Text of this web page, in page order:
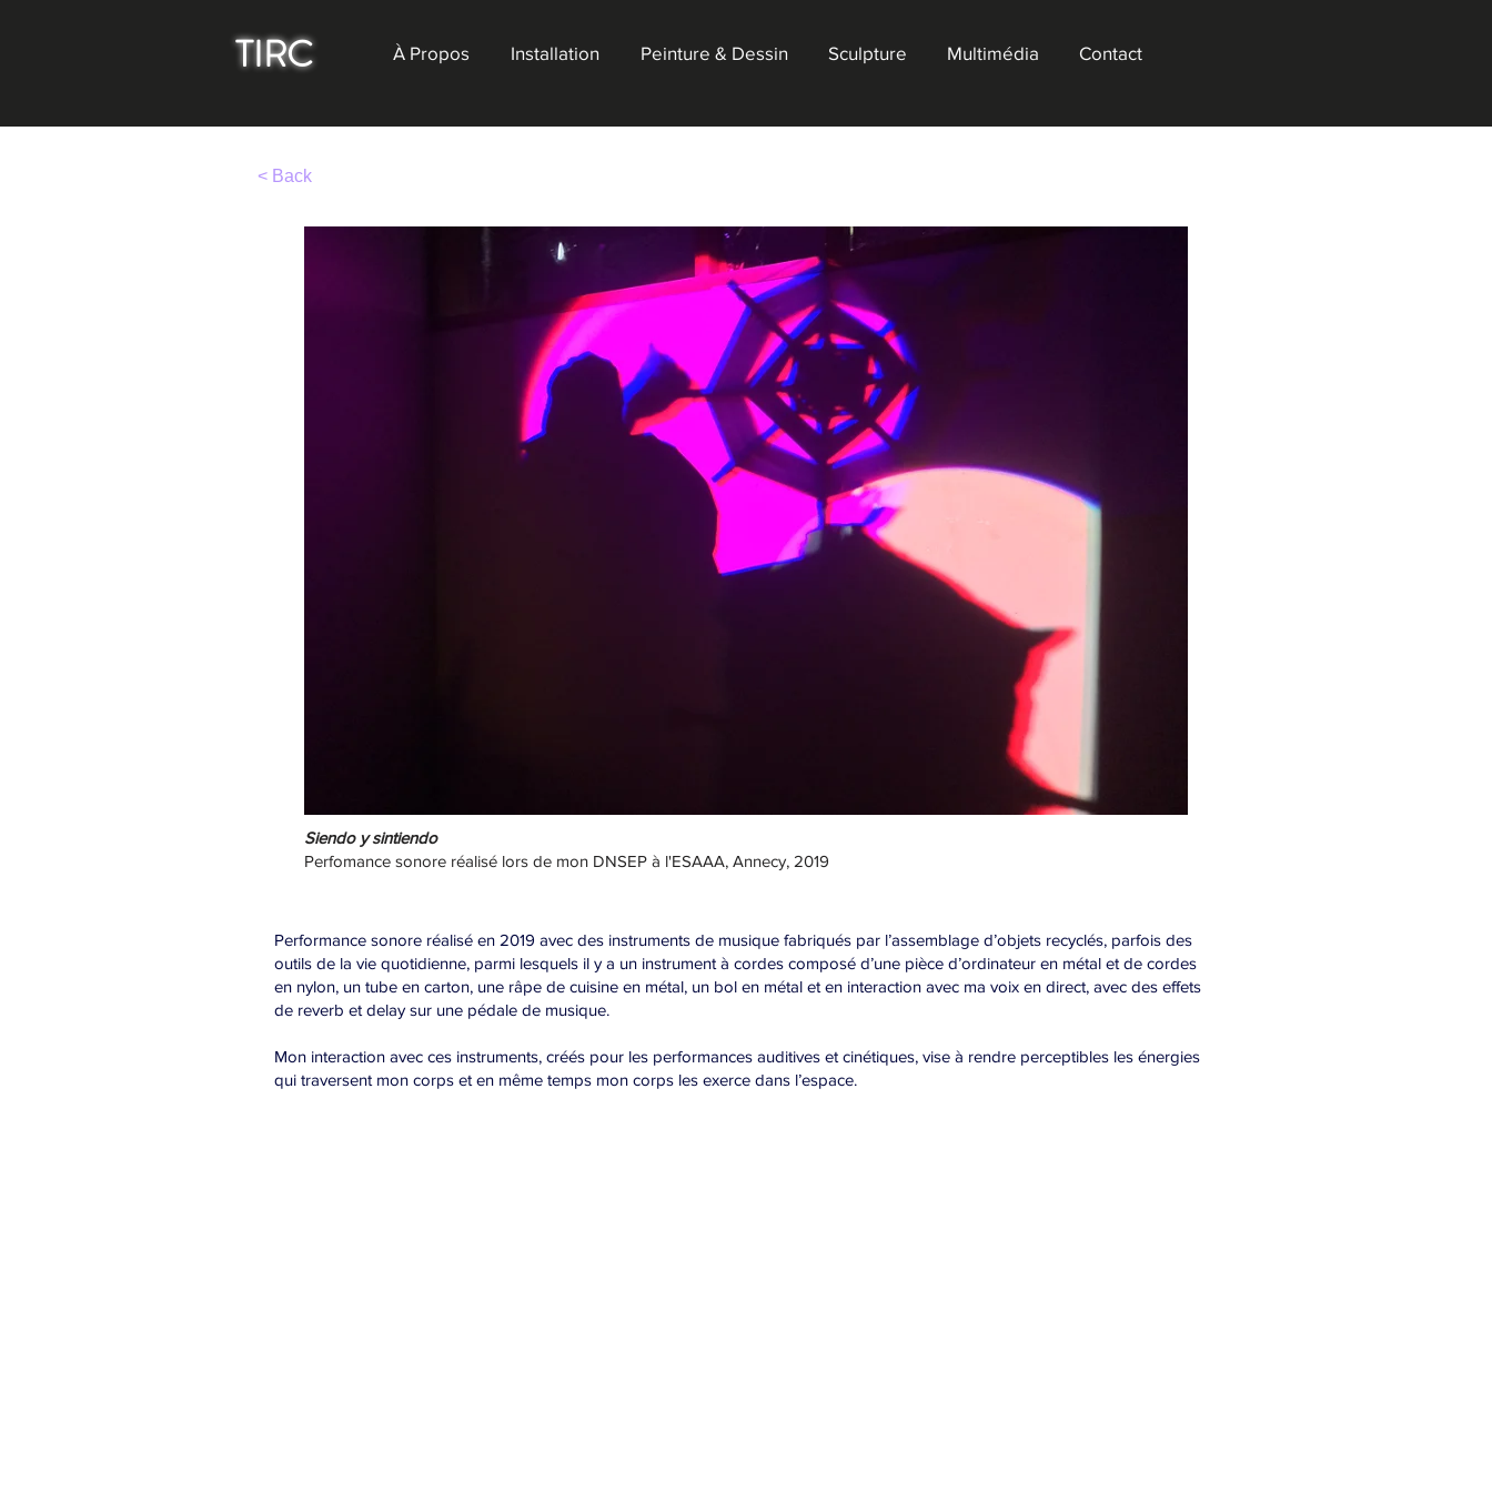
TIRC À Propos Installation Peinture & Dessin Sculpture Multimédia Contact
< Back
Siendo y sintiendo
Perfomance sonore réalisé lors de mon DNSEP à l'ESAAA, Annecy, 2019
Performance sonore réalisé en 2019 avec des instruments de musique fabriqués par l’assemblage d’objets recyclés, parfois des
outils de la vie quotidienne, parmi lesquels il y a un instrument à cordes composé d’une pièce d’ordinateur en métal et de cordes
en nylon, un tube en carton, une râpe de cuisine en métal, un bol en métal et en interaction avec ma voix en direct, avec des effets
de reverb et delay sur une pédale de musique.
Mon interaction avec ces instruments, créés pour les performances auditives et cinétiques, vise à rendre perceptibles les énergies
qui traversent mon corps et en même temps mon corps les exerce dans l’espace.